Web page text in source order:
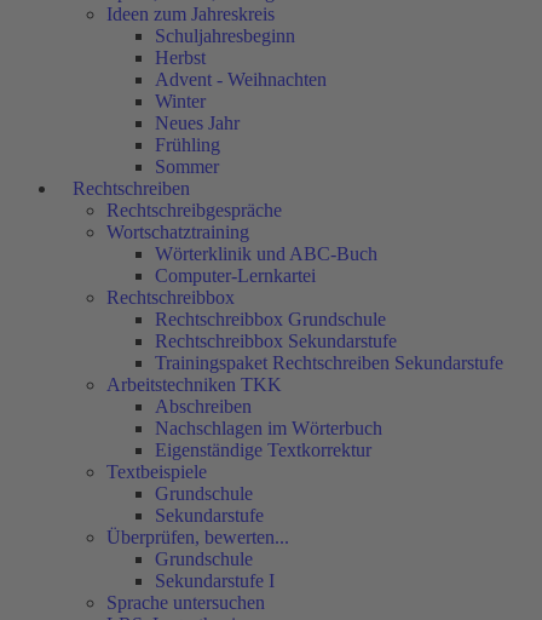
Ideen zum Jahreskreis
Schuljahresbeginn
Herbst
Advent - Weihnachten
Winter
Neues Jahr
Frühling
Sommer
Rechtschreiben
Rechtschreibgespräche
Wortschatztraining
Wörterklinik und ABC-Buch
Computer-Lernkartei
Rechtschreibbox
Rechtschreibbox Grundschule
Rechtschreibbox Sekundarstufe
Trainingspaket Rechtschreiben Sekundarstufe
Arbeitstechniken TKK
Abschreiben
Nachschlagen im Wörterbuch
Eigenständige Textkorrektur
Textbeispiele
Grundschule
Sekundarstufe
Überprüfen, bewerten...
Grundschule
Sekundarstufe I
Sprache untersuchen